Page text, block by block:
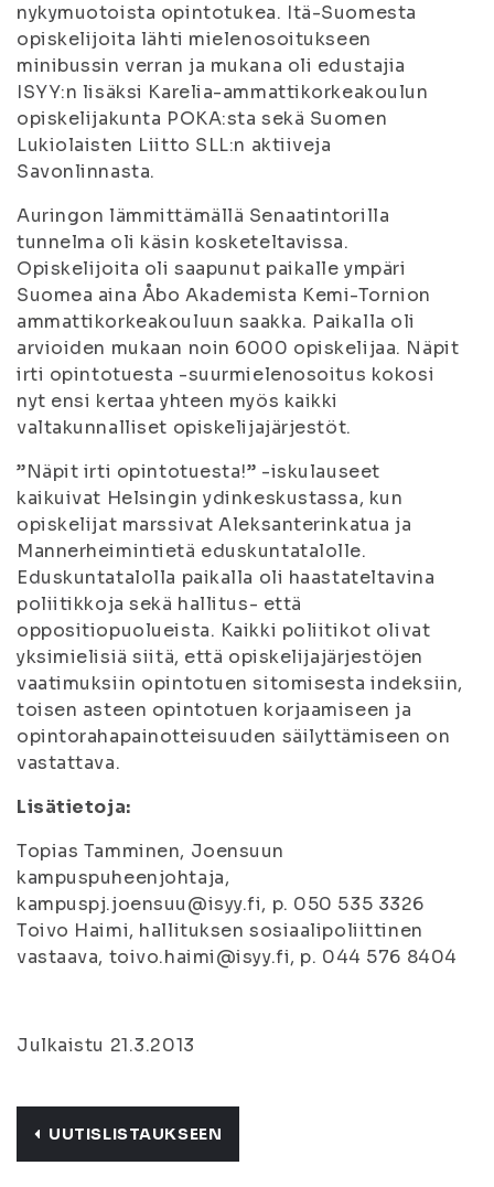
nykymuotoista opintotukea. Itä-Suomesta
opiskelijoita lähti mielenosoitukseen
minibussin verran ja mukana oli edustajia
ISYY:n lisäksi Karelia-ammattikorkeakoulun
opiskelijakunta POKA:sta sekä Suomen
Lukiolaisten Liitto SLL:n aktiiveja
Savonlinnasta.
Auringon lämmittämällä Senaatintorilla
tunnelma oli käsin kosketeltavissa.
Opiskelijoita oli saapunut paikalle ympäri
Suomea aina Åbo Akademista Kemi-Tornion
ammattikorkeakouluun saakka. Paikalla oli
arvioiden mukaan noin 6000 opiskelijaa. Näpit
irti opintotuesta -suurmielenosoitus kokosi
nyt ensi kertaa yhteen myös kaikki
valtakunnalliset opiskelijajärjestöt.
”Näpit irti opintotuesta!” -iskulauseet
kaikuivat Helsingin ydinkeskustassa, kun
opiskelijat marssivat Aleksanterinkatua ja
Mannerheimintietä eduskuntatalolle.
Eduskuntatalolla paikalla oli haastateltavina
poliitikkoja sekä hallitus- että
oppositiopuolueista. Kaikki poliitikot olivat
yksimielisiä siitä, että opiskelijajärjestöjen
vaatimuksiin opintotuen sitomisesta indeksiin,
toisen asteen opintotuen korjaamiseen ja
opintorahapainotteisuuden säilyttämiseen on
vastattava.
Lisätietoja:
Topias Tamminen, Joensuun
kampuspuheenjohtaja,
kampuspj.joensuu@isyy.fi, p. 050 535 3326
Toivo Haimi, hallituksen sosiaalipoliittinen
vastaava, toivo.haimi@isyy.fi, p. 044 576 8404
Julkaistu 21.3.2013
UUTISLISTAUKSEEN